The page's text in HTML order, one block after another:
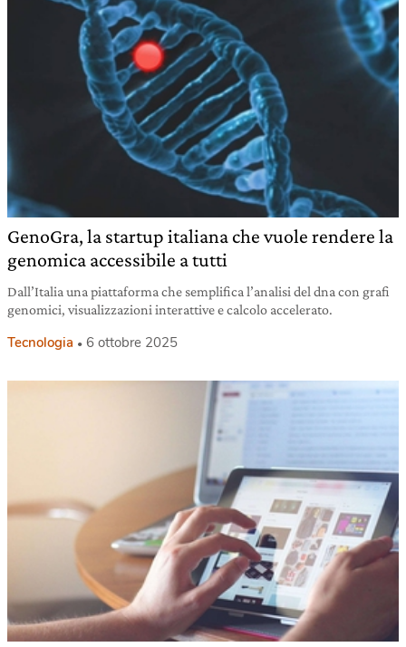
GenoGra, la startup italiana che vuole rendere la
genomica accessibile a tutti
Dall’Italia una piattaforma che semplifica l’analisi del dna con grafi
genomici, visualizzazioni interattive e calcolo accelerato.
Tecnologia 6 ottobre 2025